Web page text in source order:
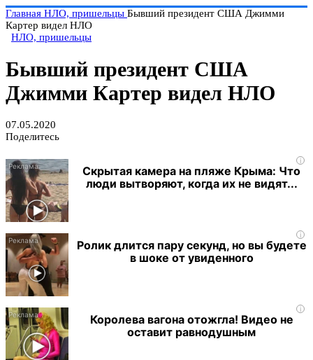
Главная НЛО, пришельцы Бывший президент США Джимми
Картер видел НЛО
НЛО, пришельцы
Бывший президент США
Джимми Картер видел НЛО
07.05.2020
Поделитесь
i
Скрытая камера на пляже Крыма: Что
люди вытворяют, когда их не видят...
i
Ролик длится пару секунд, но вы будете
в шоке от увиденного
i
Королева вагона отожгла! Видео не
оставит равнодушным